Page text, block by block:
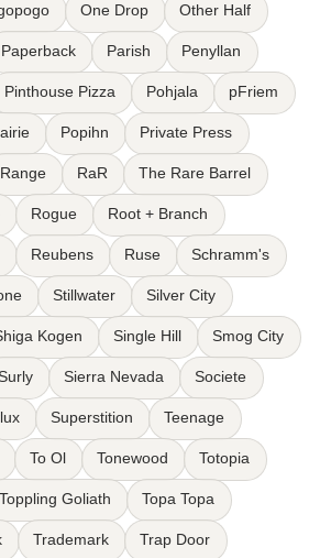
One Drop Other Half
Paperback Parish Penyllan
Pinthouse Pizza Pohjala pFriem
Popihn Private Press
Range RaR The Rare Barrel
Rogue Root + Branch
Reubens Ruse Schramm's
Stillwater Silver City
Kogen Single Hill Smog City
Sierra Nevada Societe
Superstition Teenage
To Ol Tonewood Totopia
Toppling Goliath Topa Topa
Trademark Trap Door